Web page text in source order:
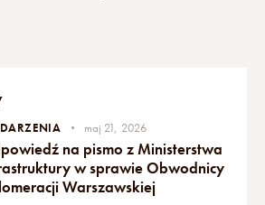
maj 21, 2026
na pismo z Ministerstwa
w sprawie Obwodnicy
Warszawskiej